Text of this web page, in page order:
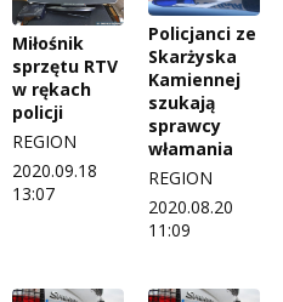
Miłośnik
sprzętu RTV
w rękach
policji
REGION
2020.09.18
13:07
Policjanci ze
Skarżyska
Kamiennej
szukają
sprawcy
włamania
REGION
2020.08.20
11:09